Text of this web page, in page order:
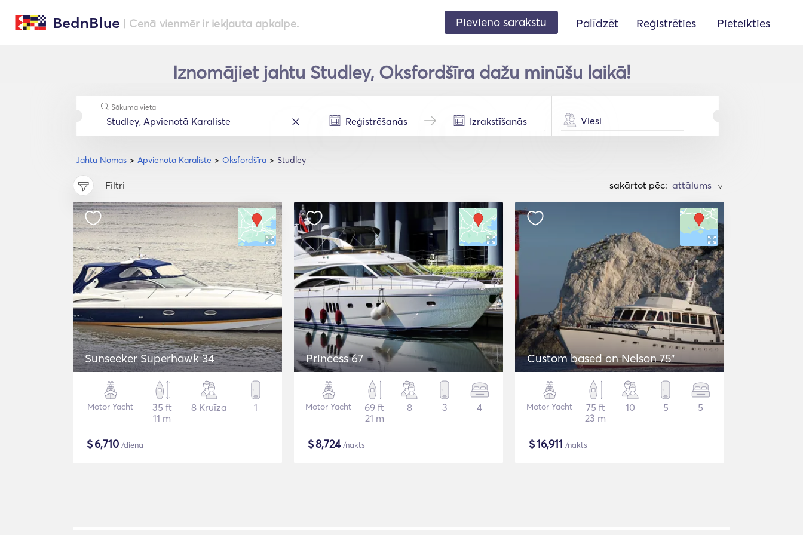
BednBlue | Cenā vienmēr ir iekļauta apkalpe. Pievieno sarakstu Palīdzēt Reģistrēties Pieteikties
Iznomājiet jahtu Studley, Oksfordšīra dažu minūšu laikā!
Jahtu Nomas Apvienotā Karaliste Oksfordšīra Studley
Sākuma vieta
Viesi
Filtri sakārtot pēc: >
Sunseeker Superhawk 34
Motor Yacht
35 ft
11 m
8 Kruīza 1
$6,710 /diena
Princess 67
Motor Yacht
69 ft
21 m
8 3 4
$8,724/nakts
Custom based on Nelson 75"
Motor Yacht
75 ft
23 m
10 5 5
$16,911 /nakts